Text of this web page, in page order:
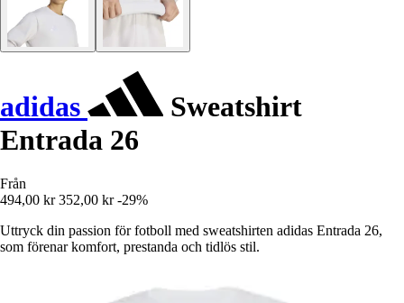
adidas
Sweatshirt
Entrada 26
Från
494,00 kr 352,00 kr -29%
Uttryck din passion för fotboll med sweatshirten adidas Entrada 26,
som förenar komfort, prestanda och tidlös stil.